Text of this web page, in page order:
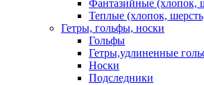
Фантазийные (хлопок,
Теплые (хлопок,
Гетры, гольфы, носки
Гольфы
Гетры,удлиненные
Носки
Подследники